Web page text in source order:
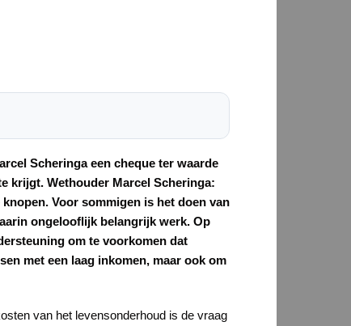
Scheringa een cheque ter waarde
krijgt. Wethouder Marcel Scheringa:
Voor sommigen is het doen van
ongelooflijk belangrijk werk. Op
om te voorkomen dat
met een laag inkomen, maar ook om
van het levensonderhoud is de vraag